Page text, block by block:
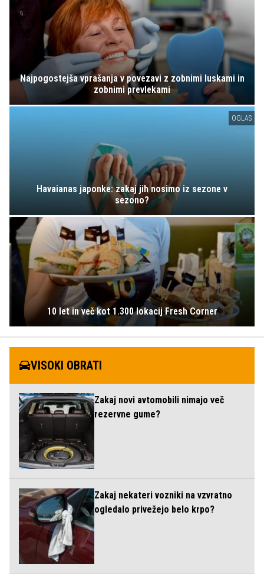
Najpogostejša vprašanja v povezavi z zobnimi luskami in
zobnimi prevlekami
OGLAS
Havaianas japonke: zakaj jih nosimo iz sezone v
sezono?
10 let in več kot 1.300 lokacij Fresh Corner
VISOKI OBRATI
Zakaj novi avtomobili nimajo več
rezervne gume?
Zakaj nekateri vozniki na vzvratno
ogledalo privežejo belo krpo?